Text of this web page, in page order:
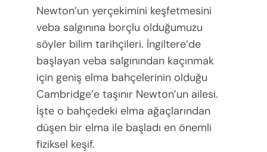
Newton’un yerçekimini keşfetmesini
veba salgınına borçlu olduğumuzu
söyler bilim tarihçileri. İngiltere’de
başlayan veba salgınından kaçınmak
için geniş elma bahçelerinin olduğu
Cambridge’e taşınır Newton’un ailesi.
İşte o bahçedeki elma ağaçlarından
düşen bir elma ile başladı en önemli
fiziksel keşif.